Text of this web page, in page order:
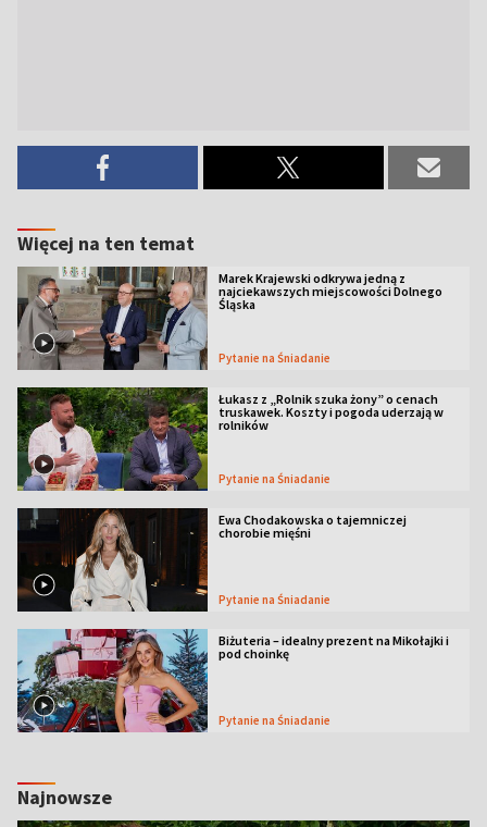
Więcej na ten temat
Marek Krajewski odkrywa jedną z
najciekawszych miejscowości Dolnego
Śląska
Pytanie na Śniadanie
Łukasz z „Rolnik szuka żony” o cenach
truskawek. Koszty i pogoda uderzają w
rolników
Pytanie na Śniadanie
Ewa Chodakowska o tajemniczej
chorobie mięśni
Pytanie na Śniadanie
Biżuteria – idealny prezent na Mikołajki i
pod choinkę
Pytanie na Śniadanie
Najnowsze